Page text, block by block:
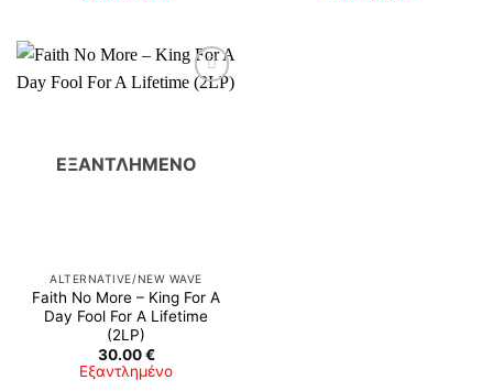
ΕΞΑΝΤΛΗΜΈΝΟ
ALTERNATIVE/NEW WAVE
Faith No More – King For A
Day Fool For A Lifetime
(2LP)
30.00€
Εξαντλημένο